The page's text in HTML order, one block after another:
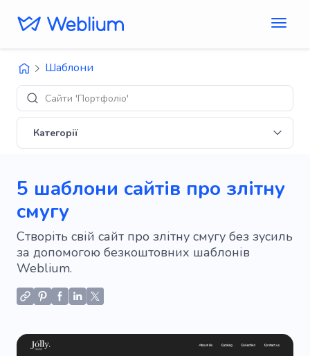
Шаблони
Ди
Категорії
5 шаблони сайтів про злітну
смугу
Створіть свій сайт про злітну смугу без зусиль
за допомогою безкоштовних шаблонів
Weblium.